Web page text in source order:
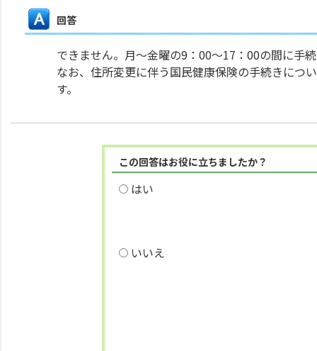
回答
できません。月～金曜の9：00～17：00の間に手
なお、住所変更に伴う国民健康保険の手続きにつ
す。
この回答はお役に立ちましたか？
はい
いいえ